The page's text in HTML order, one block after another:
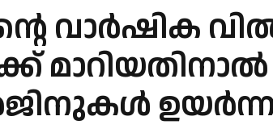
വാർഷിക
മാറിയതിനാൽ